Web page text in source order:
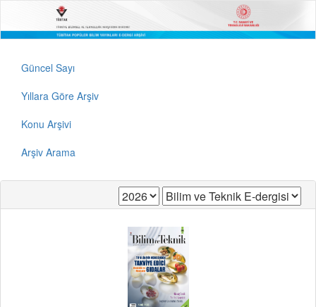
Güncel Sayı
Yıllara Göre Arşiv
Konu Arşivi
Arşiv Arama